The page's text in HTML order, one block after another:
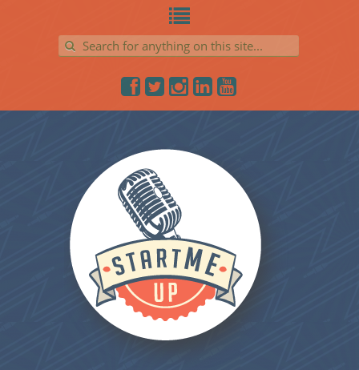
Search for: